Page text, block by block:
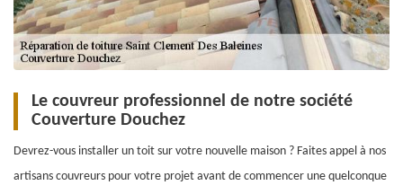
Le couvreur professionnel de notre société
Couverture Douchez
Devrez-vous installer un toit sur votre nouvelle maison ? Faites appel à nos
artisans couvreurs pour votre projet avant de commencer une quelconque